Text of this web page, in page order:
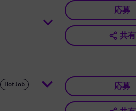
応募
共有
Hot Job 応募